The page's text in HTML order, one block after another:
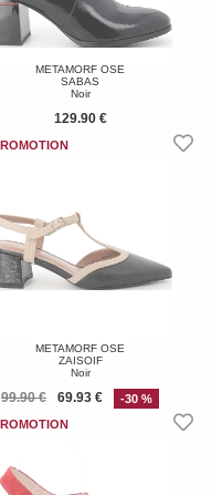
METAMORF OSE
SABAS
Noir
129.90 €
METAMORF OSE
ZAISOIF
Noir
99.90 € 69.93 € -30 %